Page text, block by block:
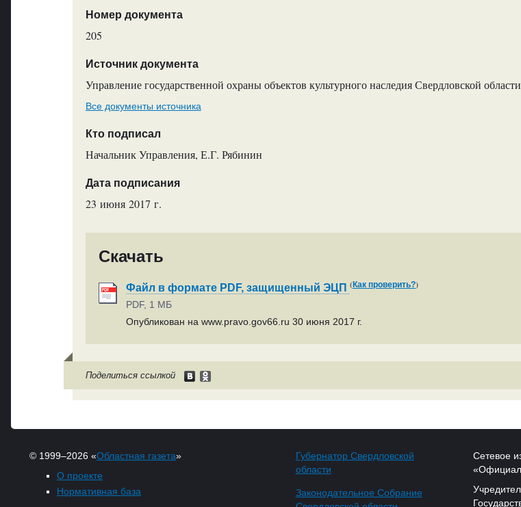
Номер документа
205
Источник документа
Управление государственной охраны объектов культурного наследия Свердловской области
Все документы источника
Кто подписал
Начальник Управления, Е.Г. Рябинин
Дата подписания
23 июня 2017 г.
Скачать
Файл в формате PDF, защищенный ЭЦП (Как проверить?)
PDF, 1 МБ
Опубликован на www.pravo.gov66.ru 30 июня 2017 г.
Поделиться ссылкой
© 1999–2026 «Областная газета»
О проекте
Нормативная база
Губернатор Свердловской
области
Законодательное Собрание
Сетевое